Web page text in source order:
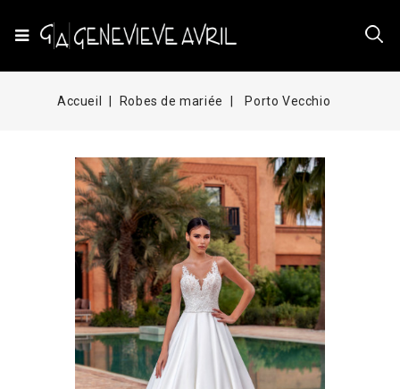
Accueil Robes de mariée Porto Vecchio